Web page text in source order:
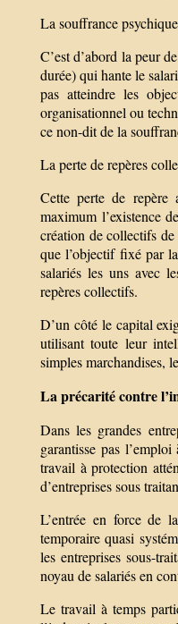
La souffrance
C’est d’abord la peur
durée) qui hante le
pas atteindre les
organisationnel ou
ce non-dit de la
La perte de repères
Cette perte de
maximum l’existence
création de collectifs
que l’objectif fixé par
salariés les uns avec
repères collectifs.
D’un côté le capital
utilisant toute leur
simples marchandises,
La précarité contre
Dans les grandes
garantisse pas
travail à protection
d’entreprises sous
L’entrée en force de
temporaire quasi
les entreprises sous-
noyau de salariés en
Le travail à temps